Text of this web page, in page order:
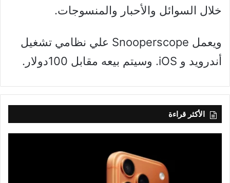
خلال السوائل والأحبار والمنسوجات.
ويعمل Snooperscope علي نظامي تشغيل
أندرويد و iOS. وسيتم بيعه مقابل 100دولار.
الأكثر قراءة